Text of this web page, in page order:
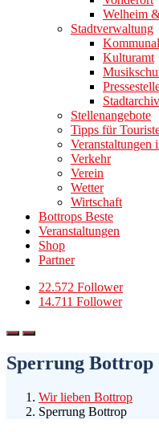
Welheim
Stadtverwaltung
Kulturamt
Stadtarchiv
Stellenangebote
Tipps für
Veranstaltungen
Verkehr
Verein
Wetter
Wirtschaft
Bottrops Beste
Veranstaltungen
Shop
Partner
22.572 Follower
14.711 Follower
Sperrung Bottrop
Wir lieben Bottrop
Sperrung Bottrop